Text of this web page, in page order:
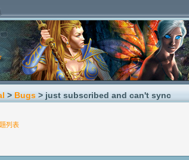
> Bugs > just subscribed and can't sync
列表